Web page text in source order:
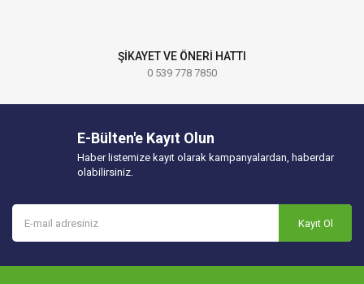
ŞİKAYET VE ÖNERİ HATTI
0 539 778 7850
E-Bülten'e Kayıt Olun
Haber listemize kayıt olarak kampanyalardan, haberdar
olabilirsiniz.
Kayıt Ol